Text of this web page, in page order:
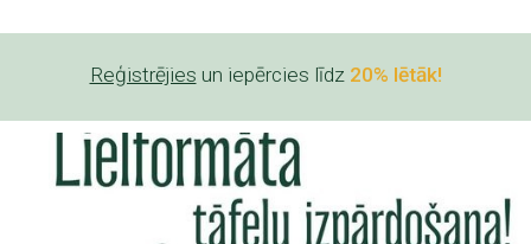
Reģistrējies un iepērcies līdz 20% lētāk!